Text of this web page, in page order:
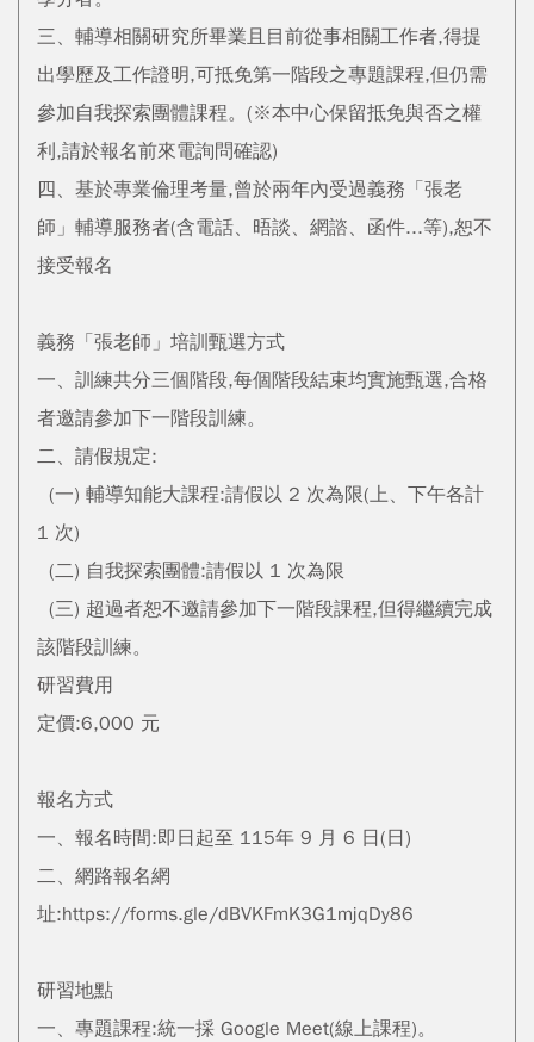
三、輔導相關研究所畢業且目前從事相關工作者,得提
出學歷及工作證明,可抵免第一階段之專題課程,但仍需
參加自我探索團體課程。(※本中心保留抵免與否之權
利,請於報名前來電詢問確認)
四、基於專業倫理考量,曾於兩年內受過義務「張老
師」輔導服務者(含電話、晤談、網諮、函件...等),恕不
接受報名
義務「張老師」培訓甄選方式
一、訓練共分三個階段,每個階段結束均實施甄選,合格
者邀請參加下一階段訓練。
二、請假規定:
(一) 輔導知能大課程:請假以 2 次為限(上、下午各計
1 次)
(二) 自我探索團體:請假以 1 次為限
(三) 超過者恕不邀請參加下一階段課程,但得繼續完成
該階段訓練。
研習費用
定價:6,000 元
報名方式
一、報名時間:即日起至 115年 9 月 6 日(日)
二、網路報名網
址:https://forms.gle/dBVKFmK3G1mjqDy86
研習地點
一、專題課程:統一採 Google Meet(線上課程)。